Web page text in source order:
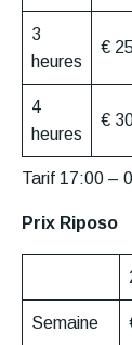
3
heures
€
4
heures
€
Tarif 17:00 –
Prix Riposo
Semaine